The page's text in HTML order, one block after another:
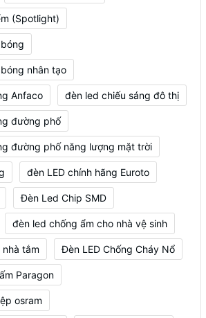
(Spotlight)
nhân tạo
Anfaco đèn led chiếu sáng đô thị
đường phố
đường phố năng lượng mặt trời
đèn LED chính hãng Euroto
Đèn Led Chip SMD
đèn led chống ẩm cho nhà vệ sinh
tắm Đèn LED Chống Cháy Nổ
Paragon
osram